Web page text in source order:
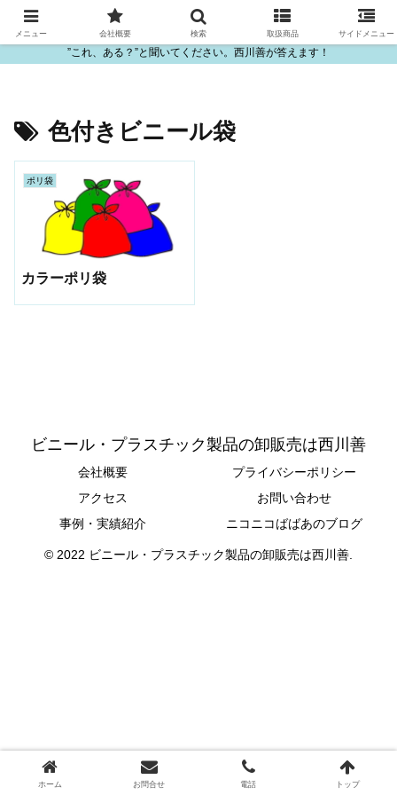
ビニール・プラスチック製品の卸販売は西川善
”これ、ある？”と聞いてください。西川善が答えます！
色付きビニール袋
ポリ袋
カラーポリ袋
ビニール・プラスチック製品の卸販売は西川善
会社概要
プライバシーポリシー
アクセス
お問い合わせ
事例・実績紹介
ニコニコばばあのブログ
© 2022 ビニール・プラスチック製品の卸販売は西川善.
メニュー 会社概要 検索 取扱商品 サイドメニュー
ホーム お問合せ 電話 トップ